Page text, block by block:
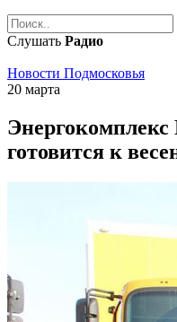
Слушать Радио
Новости Подмосковья
20 марта
готовится к